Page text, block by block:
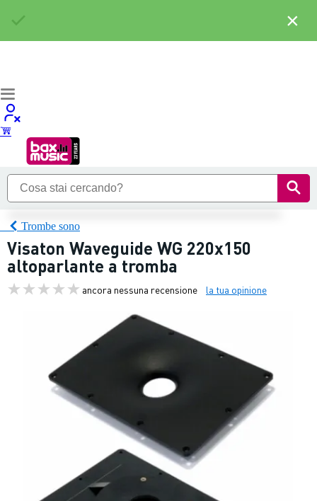
Trombe sono
Visaton Waveguide WG 220x150
altoparlante a tromba
ancora nessuna recensione la tua opinione
×